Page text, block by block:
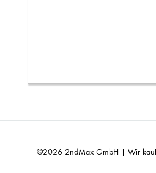
©2026 2ndMax GmbH | Wir